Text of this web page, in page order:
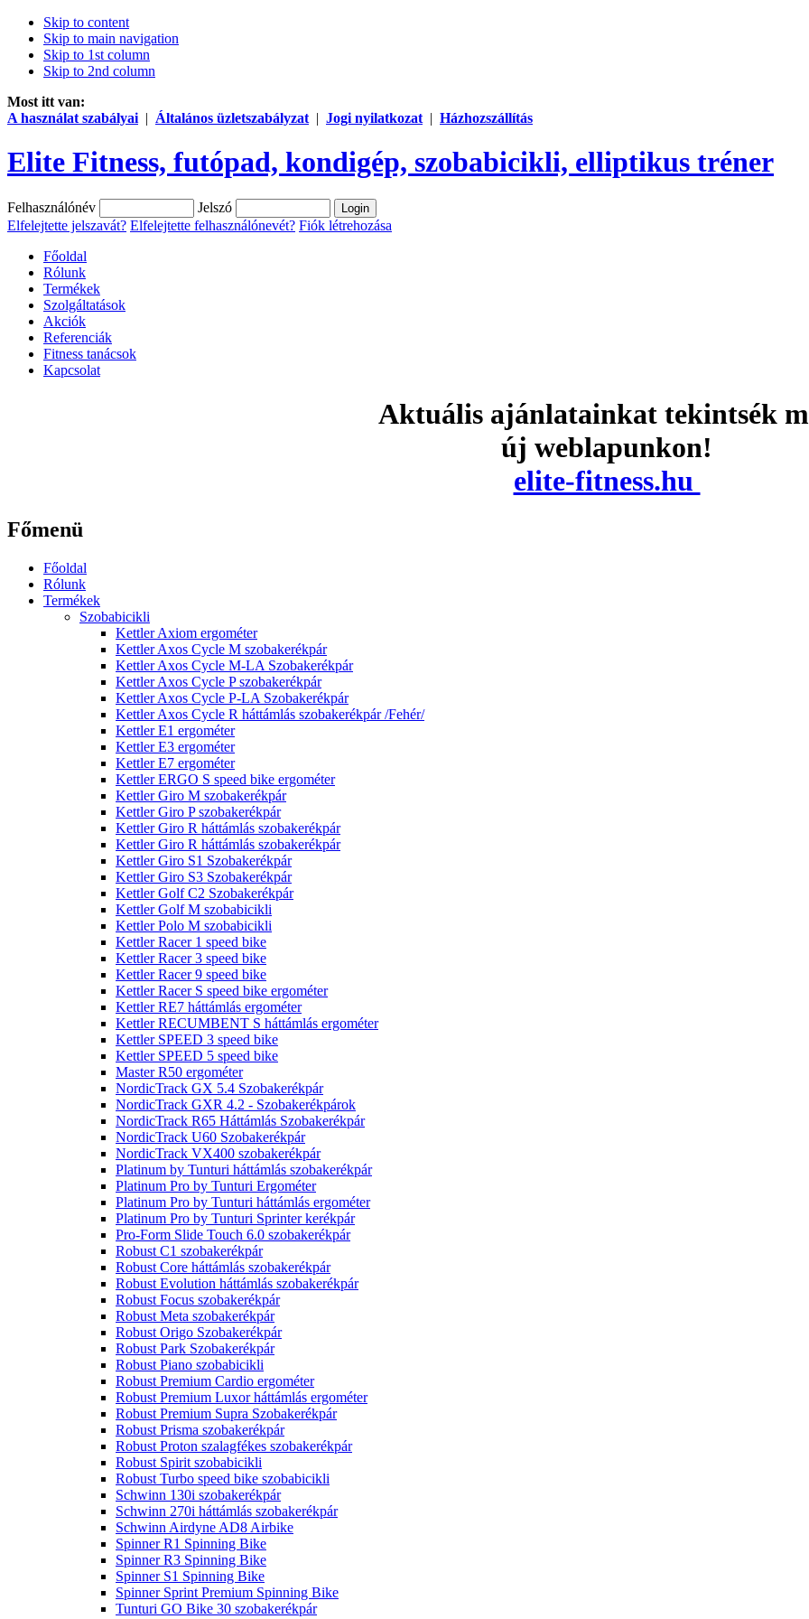
Skip to content
Skip to main navigation
Skip to 1st column
Skip to 2nd column
Most itt van:
A használat szabályai | Általános üzletszabályzat | Jogi nyilatkozat | Házhozszállítás
Elite Fitness, futópad, kondigép, szobabicikli, elliptikus tréner
Felhasználónév
Jelszó
Elfelejtette jelszavát? Elfelejtette felhasználónevét? Fiók létrehozása
Főoldal
Rólunk
Termékek
Szolgáltatások
Akciók
Referenciák
Fitness tanácsok
Kapcsolat
Aktuális ajánlatainkat tekintsék
új weblapunkon!
elite-fitness.hu
Főmenü
Főoldal
Rólunk
Termékek
Szobabicikli
Kettler Axiom ergométer
Kettler Axos Cycle M szobakerékpár
Kettler Axos Cycle M-LA Szobakerékpár
Kettler Axos Cycle P szobakerékpár
Kettler Axos Cycle P-LA Szobakerékpár
Kettler Axos Cycle R háttámlás szobakerékpár /Fehér/
Kettler E1 ergométer
Kettler E3 ergométer
Kettler E7 ergométer
Kettler ERGO S speed bike ergométer
Kettler Giro M szobakerékpár
Kettler Giro P szobakerékpár
Kettler Giro R háttámlás szobakerékpár
Kettler Giro R háttámlás szobakerékpár
Kettler Giro S1 Szobakerékpár
Kettler Giro S3 Szobakerékpár
Kettler Golf C2 Szobakerékpár
Kettler Golf M szobabicikli
Kettler Polo M szobabicikli
Kettler Racer 1 speed bike
Kettler Racer 3 speed bike
Kettler Racer 9 speed bike
Kettler Racer S speed bike ergométer
Kettler RE7 háttámlás ergométer
Kettler RECUMBENT S háttámlás ergométer
Kettler SPEED 3 speed bike
Kettler SPEED 5 speed bike
Master R50 ergométer
NordicTrack GX 5.4 Szobakerékpár
NordicTrack GXR 4.2 - Szobakerékpárok
NordicTrack R65 Háttámlás Szobakerékpár
NordicTrack U60 Szobakerékpár
NordicTrack VX400 szobakerékpár
Platinum by Tunturi háttámlás szobakerékpár
Platinum Pro by Tunturi Ergométer
Platinum Pro by Tunturi háttámlás ergométer
Platinum Pro by Tunturi Sprinter kerékpár
Pro-Form Slide Touch 6.0 szobakerékpár
Robust C1 szobakerékpár
Robust Core háttámlás szobakerékpár
Robust Evolution háttámlás szobakerékpár
Robust Focus szobakerékpár
Robust Meta szobakerékpár
Robust Origo Szobakerékpár
Robust Park Szobakerékpár
Robust Piano szobabicikli
Robust Premium Cardio ergométer
Robust Premium Luxor háttámlás ergométer
Robust Premium Supra Szobakerékpár
Robust Prisma szobakerékpár
Robust Proton szalagfékes szobakerékpár
Robust Spirit szobabicikli
Robust Turbo speed bike szobabicikli
Schwinn 130i szobakerékpár
Schwinn 270i háttámlás szobakerékpár
Schwinn Airdyne AD8 Airbike
Spinner R1 Spinning Bike
Spinner R3 Spinning Bike
Spinner S1 Spinning Bike
Spinner Sprint Premium Spinning Bike
Tunturi GO Bike 30 szobakerékpár